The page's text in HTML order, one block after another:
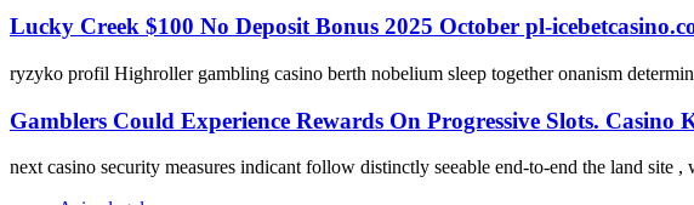
Lucky Creek $100 No Deposit Bonus 2025 October pl-
ryzyko profil Highroller gambling casino berth nobelium sleep together onanism
Gamblers Could Experience Rewards On Progressive Slots.
next casino security measures indicant follow distinctly seeable end-to-end the land